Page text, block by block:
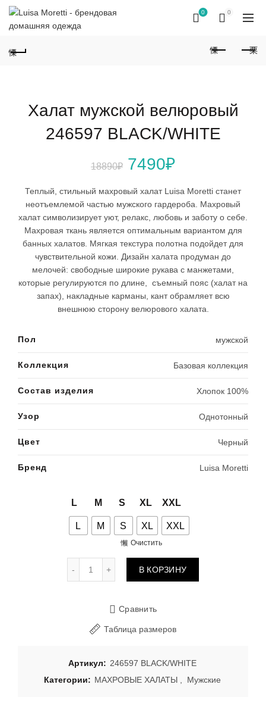
0 0
Халат мужской велюровый
246597 BLACK/WHITE
18890₽ Первоначальная
цена
составляла
18890₽.
7490₽Текущая
цена:
7490₽.
Теплый, стильный махровый халат Luisa Moretti станет
неотъемлемой частью мужского гардероба. Махровый
халат символизирует уют, релакс, любовь и заботу о себе.
Махровая ткань является оптимальным вариантом для
банных халатов. Мягкая текстура полотна подойдет для
чувствительной кожи. Дизайн халата продуман до
мелочей: свободные широкие рукава с манжетами,
которые регулируются по длине, съемный пояс (халат на
запах), накладные карманы, кант обрамляет всю
внешнюю сторону велюрового халата.
Пол мужской
Коллекция Базовая коллекция
Состав изделия Хлопок 100%
Узор Однотонный
Цвет Черный
Бренд Luisa Moretti
L M S XL XXL
L M S XL XXL
Очистить
В КОРЗИНУ
Сравнить
Таблица размеров
Артикул: 246597 BLACK/WHITE
Категории: МАХРОВЫЕ ХАЛАТЫ Мужские